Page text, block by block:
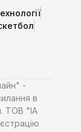
-
в
ТОВ "ІА